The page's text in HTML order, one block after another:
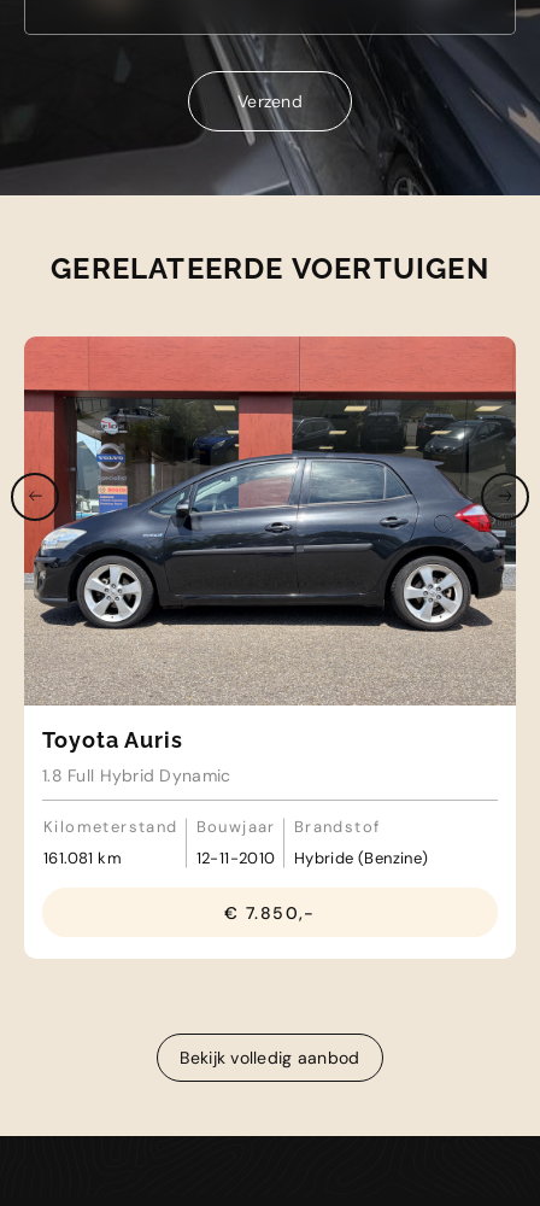
Verzend
Verzend
GERELATEERDE VOERTUIGEN
Toyota Auris
1.8 Full Hybrid Dynamic
Kilometerstand
161.081 km
Bouwjaar
12-11-2010
Brandstof
Hybride (Benzine)
€ 7.850,-
Bekijk volledig aanbod